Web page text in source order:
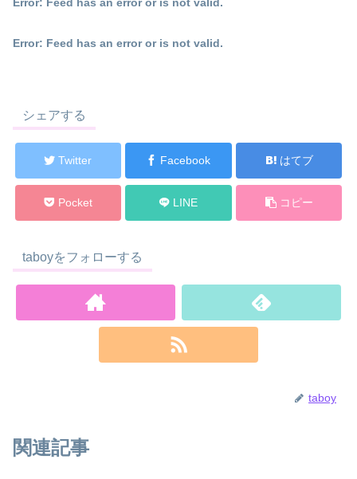
Error: Feed has an error or is not valid.
Error: Feed has an error or is not valid.
シェアする
Twitter Facebook はてブ
Pocket LINE コピー
taboyをフォローする
taboy
関連記事